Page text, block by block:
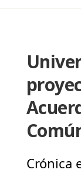
Crónica